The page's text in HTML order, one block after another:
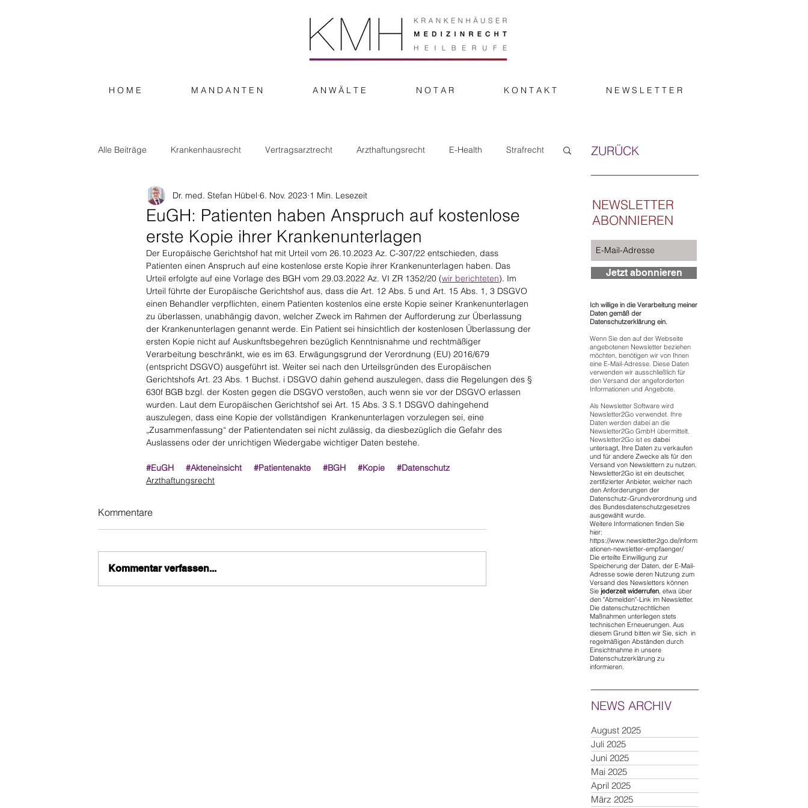
H O M E M A N D A N T E N A N W Ä L T E N O T A R K O N T A K T N E W S L E T T E R
Alle Beiträge Krankenhausrecht Vertragsarztrecht Arzthaftungsrecht E-Health Strafrecht
Steuerrecht Sonstiges
EuGH: Patienten haben Anspruch auf kostenlose
erste Kopie ihrer Krankenunterlagen
Dr. med. Stefan Hübel 6. Nov. 2023 1 Min. Lesezeit
Der Europäische Gerichtshof hat mit Urteil vom 26.10.2023 Az. C-307/22 entschieden, dass
Patienten einen Anspruch auf eine kostenlose erste Kopie ihrer Krankenunterlagen haben. Das
Urteil erfolgte auf eine Vorlage des BGH vom 29.03.2022 Az. VI ZR 1352/20 (wir berichteten). Im
Urteil führte der Europäische Gerichtshof aus, dass die Art. 12 Abs. 5 und Art. 15 Abs. 1, 3 DSGVO
einen Behandler verpflichten, einem Patienten kostenlos eine erste Kopie seiner Krankenunterlagen
zu überlassen, unabhängig davon, welcher Zweck im Rahmen der Aufforderung zur Überlassung
der Krankenunterlagen genannt werde. Ein Patient sei hinsichtlich der kostenlosen Überlassung der
ersten Kopie nicht auf Auskunftsbegehren bezüglich Kenntnisnahme und rechtmäßiger
Verarbeitung beschränkt, wie es im 63. Erwägungsgrund der Verordnung (EU) 2016/679
(entspricht DSGVO) ausgeführt ist. Weiter sei nach den Urteilsgründen des Europäischen
Gerichtshofs Art. 23 Abs. 1 Buchst. i DSGVO dahin gehend auszulegen, dass die Regelungen des §
630f BGB bzgl. der Kosten gegen die DSGVO verstoßen, auch wenn sie vor der DSGVO erlassen
wurden. Laut dem Europäischen Gerichtshof sei Art. 15 Abs. 3 S.1 DSGVO dahingehend
auszulegen, dass eine Kopie der vollständigen  Krankenunterlagen vorzulegen sei, eine
„Zusammenfassung“ der Patientendaten sei nicht zulässig, da diesbezüglich die Gefahr des
Auslassens oder der unrichtigen Wiedergabe wichtiger Daten bestehe.
#EuGH #Akteneinsicht #Patientenakte #BGH #Kopie
#Datenschutz
Arzthaftungsrecht
Kommentare
Kommentar verfassen...
ZURÜCK
NEWSLETTER
ABONNIEREN
Jetzt abonnieren
Ich willige in die Verarbeitung meiner
Daten gemäß der
Datenschutzerklärung ein.
Wenn Sie den auf der Webseite
angebotenen Newsletter beziehen
möchten, benötigen wir von Ihnen
eine E-Mail-Adresse. Diese Daten
verwenden wir ausschließlich für
den Versand der angeforderten
Informationen und Angebote.
Als Newsletter Software wird
Newsletter2Go verwendet. Ihre
Daten werden dabei an die
Newsletter2Go GmbH übermittelt.
Newsletter2Go ist es dabei
untersagt, Ihre Daten zu verkaufen
und für andere Zwecke als für den
Versand von Newslettern zu nutzen.
Newsletter2Go ist ein deutscher,
zertifizierter Anbieter, welcher nach
den Anforderungen der
Datenschutz-Grundverordnung und
des Bundesdatenschutzgesetzes
ausgewählt wurde.
Weitere Informationen finden Sie
hier:
https://www.newsletter2go.de/inform
ationen-newsletter-empfaenger/
Die erteilte Einwilligung zur
Speicherung der Daten, der E-Mail-
Adresse sowie deren Nutzung zum
Versand des Newsletters können
Sie jederzeit widerrufen, etwa über
den "Abmelden"-Link im Newsletter.
Die datenschutzrechtlichen
Maßnahmen unterliegen stets
technischen Erneuerungen. Aus
diesem Grund bitten wir Sie, sich in
regelmäßigen Abständen durch
Einsichtnahme in unsere
Datenschutzerklärung zu
informieren.
NEWS ARCHIV
August 2025
Juli 2025
Juni 2025
Mai 2025
April 2025
März 2025